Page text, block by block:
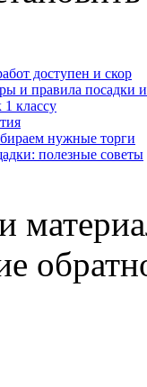
доступен и скор
и правила посадки
классу
нужные торги
полезные советы